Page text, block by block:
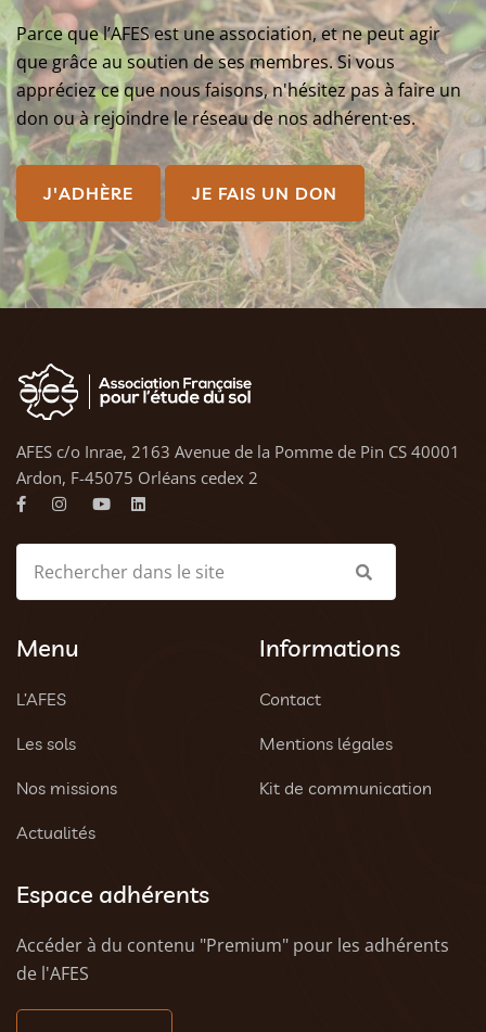
Parce que l’AFES est une association, et ne peut agir
que grâce au soutien de ses membres. Si vous
appréciez ce que nous faisons, n'hésitez pas à faire un
don ou à rejoindre le réseau de nos adhérent·es.
J'ADHÈRE JE FAIS UN DON
AFES c/o Inrae, 2163 Avenue de la Pomme de Pin CS 40001
Ardon, F-45075 Orléans cedex 2
Menu
L’AFES
Les sols
Nos missions
Actualités
Informations
Contact
Mentions légales
Kit de communication
Espace adhérents
Accéder à du contenu "Premium" pour les adhérents
de l'AFES